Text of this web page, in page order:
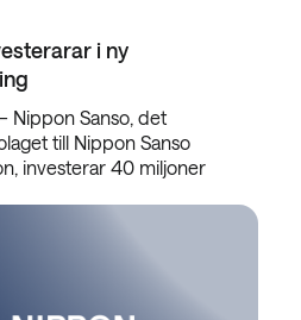
i ny
Nippon Sanso, det
till Nippon Sanso
investerar 40 miljoner